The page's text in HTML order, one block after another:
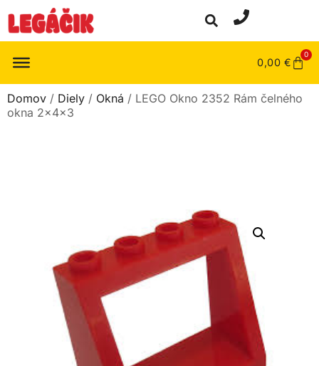
0,00 €
0
Domov / Diely / Okná / LEGO Okno 2352 Rám čelného
okna 2x4x3